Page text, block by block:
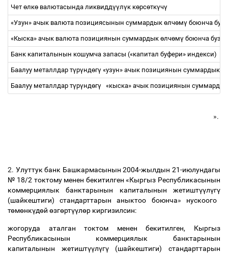
Чет өлкө валютасында ликвиддүүлүк көрсөткүчү
«Узун» ачык валюта позициясынын суммардык өлчөмү боюнча
«Кыска» ачык валюта позициянын суммардык өлчөмү боюнча
Банк капиталынын кошумча запасы («капитал буфери» индекси)
Баалуу металлдар түрүндөгү «узун» ачык позициянын суммардык
Баалуу металлдар түрүндөгү «кыска» ачык позициянын
».
2. Улуттук банк Башкармасынын 2004-жылдын 21-июлундагы
№ 18/2 токтому менен бекитилген «Кыргыз Республикасынын
коммерциялык банктарынын капиталынын жетиштүүлүгү
(шайкештиги) стандарттарын аныктоо боюнча» нускоого
төмөнкүдөй өзгөртүүлөр киргизилсин:
жогоруда аталган токтом менен бекитилген, Кыргыз
Республикасынын коммерциялык банктарынын
капиталынын жетиштүүлүгү(шайкештиги) стандарттарын